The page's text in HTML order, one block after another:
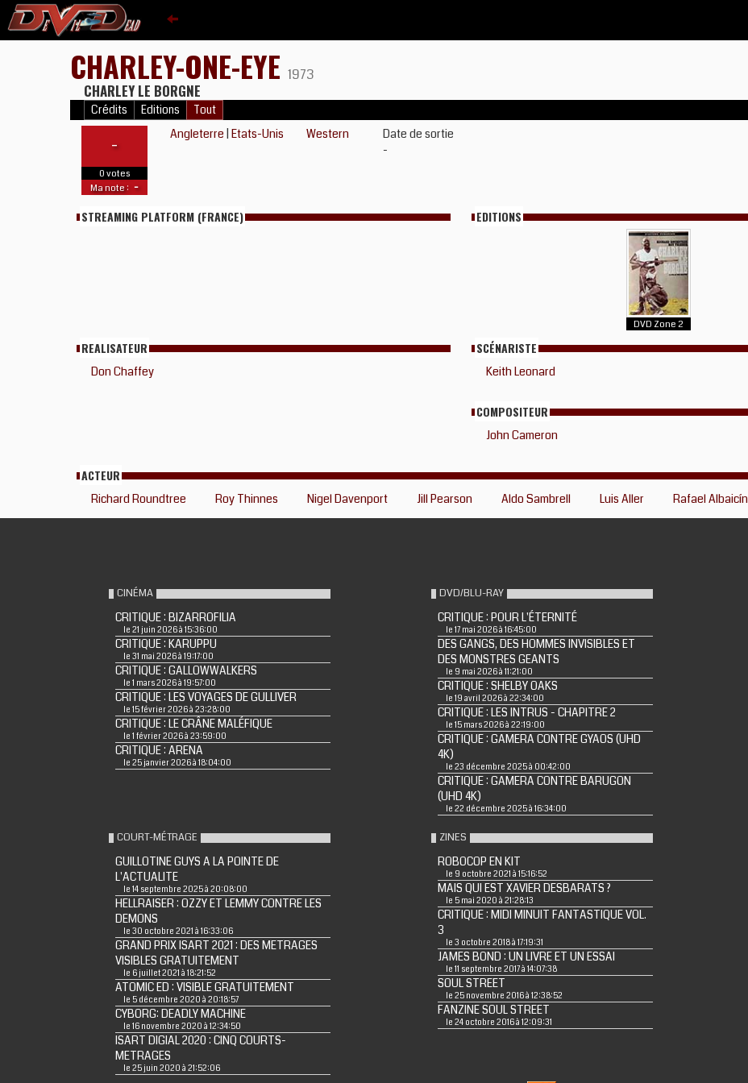
CHARLEY-ONE-EYE 1973
CHARLEY LE BORGNE
Crédits Editions Tout
-
0 votes
Ma note : -
Angleterre |Etats-Unis Western
Date de sortie
-
STREAMING PLATFORM (FRANCE) EDITIONS
DVD Zone 2
REALISATEUR
Don Chaffey
SCÉNARISTE
Keith Leonard
COMPOSITEUR
John Cameron
ACTEUR
Richard Roundtree Roy Thinnes Nigel Davenport Jill Pearson Aldo Sambrell Luis Aller Rafael Albaicín
CINÉMA
CRITIQUE : BIZARROFILIA
le 21 juin 2026 à 15:36:00
CRITIQUE : KARUPPU
le 31 mai 2026 à 19:17:00
CRITIQUE : GALLOWWALKERS
le 1 mars 2026 à 19:57:00
CRITIQUE : LES VOYAGES DE GULLIVER
le 15 février 2026 à 23:28:00
CRITIQUE : LE CRÂNE MALÉFIQUE
le 1 février 2026 à 23:59:00
CRITIQUE : ARENA
le 25 janvier 2026 à 18:04:00
DVD/BLU-RAY
CRITIQUE : POUR L'ÉTERNITÉ
le 17 mai 2026 à 16:45:00
DES GANGS, DES HOMMES INVISIBLES ET
DES MONSTRES GEANTS
le 9 mai 2026 à 11:21:00
CRITIQUE : SHELBY OAKS
le 19 avril 2026 à 22:34:00
CRITIQUE : LES INTRUS - CHAPITRE 2
le 15 mars 2026 à 22:19:00
CRITIQUE : GAMERA CONTRE GYAOS (UHD
4K)
le 23 décembre 2025 à 00:42:00
CRITIQUE : GAMERA CONTRE BARUGON
(UHD 4K)
le 22 décembre 2025 à 16:34:00
COURT-MÉTRAGE
GUILLOTINE GUYS A LA POINTE DE
L'ACTUALITE
le 14 septembre 2025 à 20:08:00
HELLRAISER : OZZY ET LEMMY CONTRE LES
DEMONS
le 30 octobre 2021 à 16:33:06
GRAND PRIX ISART 2021 : DES METRAGES
VISIBLES GRATUITEMENT
le 6 juillet 2021 à 18:21:52
ATOMIC ED : VISIBLE GRATUITEMENT
le 5 décembre 2020 à 20:18:57
CYBORG: DEADLY MACHINE
le 16 novembre 2020 à 12:34:50
ISART DIGIAL 2020 : CINQ COURTS-
METRAGES
le 25 juin 2020 à 21:52:06
ZINES
ROBOCOP EN KIT
le 9 octobre 2021 à 15:16:52
MAIS QUI EST XAVIER DESBARATS ?
le 5 mai 2020 à 21:28:13
CRITIQUE : MIDI MINUIT FANTASTIQUE VOL.
3
le 3 octobre 2018 à 17:19:31
JAMES BOND : UN LIVRE ET UN ESSAI
le 11 septembre 2017 à 14:07:38
SOUL STREET
le 25 novembre 2016 à 12:38:52
FANZINE SOUL STREET
le 24 octobre 2016 à 12:09:31